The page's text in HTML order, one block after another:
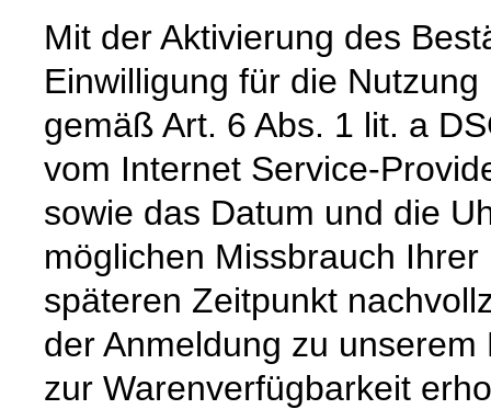
Mit der Aktivierung des
Einwilligung für die
gemäß Art. 6 Abs. 1 lit. a
vom Internet Service-
sowie das Datum und die
möglichen Missbrauch
späteren Zeitpunkt
der Anmeldung zu
zur Warenverfügbarkeit